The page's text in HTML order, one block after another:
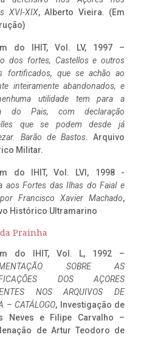
XVI-XIX, Alberto Vieira. (Em
do IHIT, Vol. LV, 1997 –
dos fortes, Castellos e outros
fortificados, que se achão ao
inteiramente abandonados, e
utilidade tem para a
do Pais, com declaração
que se podem desde já
Barão de Bastos. Arquivo
Militar.
do IHIT, Vol. LVI, 1998 -
aos Fortes das Ilhas do Faial e
Francisco Xavier Machado,
Histórico Ultramarino
Prainha
do IHIT, Vol. L, 1992 –
SOBRE AS
DOS AÇORES
NOS ARQUIVOS DE
– CATÁLOGO, Investigação de
Neves e Filipe Carvalho –
de Artur Teodoro de